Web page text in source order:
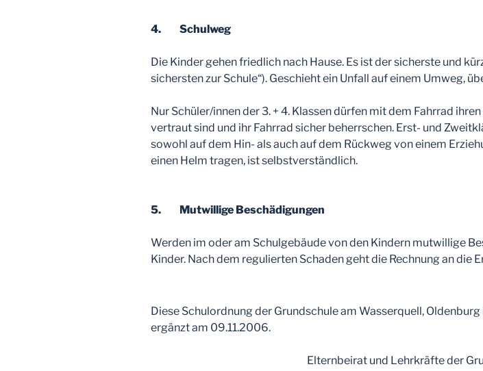
4. Schulweg
Die Kinder gehen friedlich nach Hause. Es ist der sicherste und
sichersten zur Schule“). Geschieht ein Unfall auf einem Umweg,
Nur Schüler/innen der 3. + 4. Klassen dürfen mit dem Fahrrad
vertraut sind und ihr Fahrrad sicher beherrschen. Erst- und
sowohl auf dem Hin- als auch auf dem Rückweg von einem
einen Helm tragen, ist selbstverständlich.
5. Mutwillige Beschädigungen
Werden im oder am Schulgebäude von den Kindern mutwillige
Kinder. Nach dem regulierten Schaden geht die Rechnung an die
Diese Schulordnung der Grundschule am Wasserquell,
ergänzt am 09.11.2006.
Elternbeirat und Lehrkräfte der